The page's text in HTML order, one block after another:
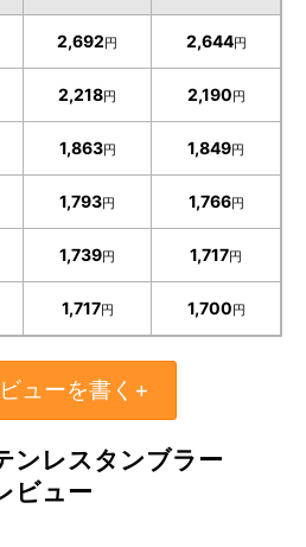
2,692円 2,644円
2,218円 2,190円
1,863円 1,849円
1,793円 1,766円
1,739円 1,717円
1,717円 1,700円
ューを書く+
ンレスタンブラー
ビュー